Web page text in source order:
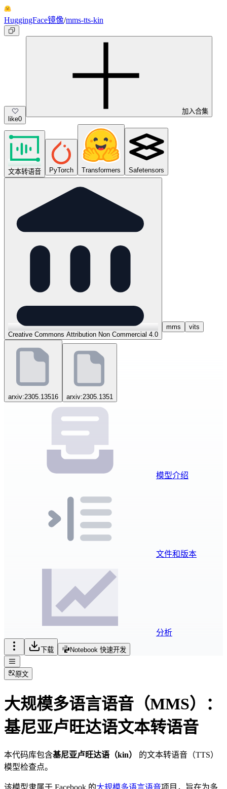
HuggingFace镜像/mms-tts-kin
like0
加入合集
文本转语音 PyTorch Transformers Safetensors
Creative Commons Attribution Non Commercial 4.0
mms vits
arxiv:2305.13516 arxiv:2305.1351
模型介绍
文件和版本
分析
下载 Notebook 快速开发
原文
大规模多语言语音（MMS）：
基尼亚卢旺达语文本转语音
本代码库包含基尼亚卢旺达语（kin）
的文本转语音（TTS）
模型检查点。